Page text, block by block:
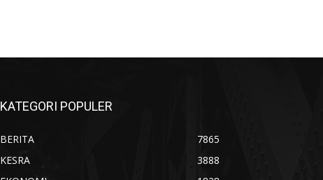
KATEGORI POPULER
BERITA
7865
KESRA
3888